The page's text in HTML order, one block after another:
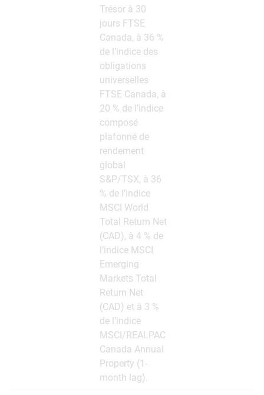
Trésor à 30
jours FTSE
Canada, à 36 %
de l’indice des
obligations
universelles
FTSE Canada, à
20 % de l’indice
composé
plafonné de
rendement
global
S&P/TSX, à 36
% de l’indice
MSCI World
Total Return Net
(CAD), à 4 % de
l’indice MSCI
Emerging
Markets Total
Return Net
(CAD) et à 3 %
de l’indice
MSCI/REALPAC
Canada Annual
Property (1-
month lag).